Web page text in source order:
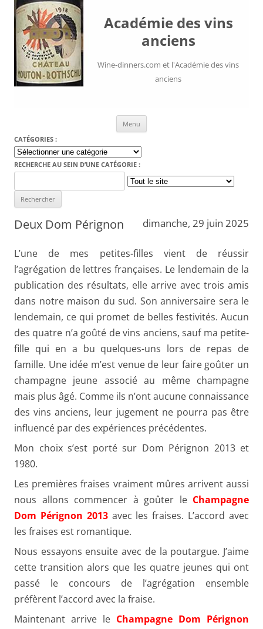
Académie des vins
anciens
Wine-dinners.com et l'Académie des vins
anciens
Menu
CATÉGORIES :
Catégories
:
RECHERCHE AU SEIN D’UNE CATÉGORIE :
for:
Deux Dom Pérignon dimanche, 29 juin 2025
L’une de mes petites-filles vient de réussir
l’agrégation de lettres françaises. Le lendemain de la
publication des résultats, elle arrive avec trois amis
dans notre maison du sud. Son anniversaire sera le
lendemain, ce qui promet de belles festivités. Aucun
des quatre n’a goûté de vins anciens, sauf ma petite-
fille qui en a bu quelques-uns lors de repas de
famille. Une idée m’est venue de leur faire goûter un
champagne jeune associé au même champagne
mais plus âgé. Comme ils n’ont aucune connaissance
des vins anciens, leur jugement ne pourra pas être
influencé par des expériences précédentes.
Mon choix s’est porté sur Dom Pérignon 2013 et
1980.
Les premières fraises vraiment mûres arrivent aussi
nous allons commencer à goûter le Champagne
Dom Pérignon 2013avec les fraises. L’accord avec
les fraises est romantique.
Nous essayons ensuite avec de la poutargue. J’aime
cette transition alors que les quatre jeunes qui ont
passé le concours de l’agrégation ensemble
préfèrent l’accord avec la fraise.
Maintenant arrive le Champagne Dom Pérignon